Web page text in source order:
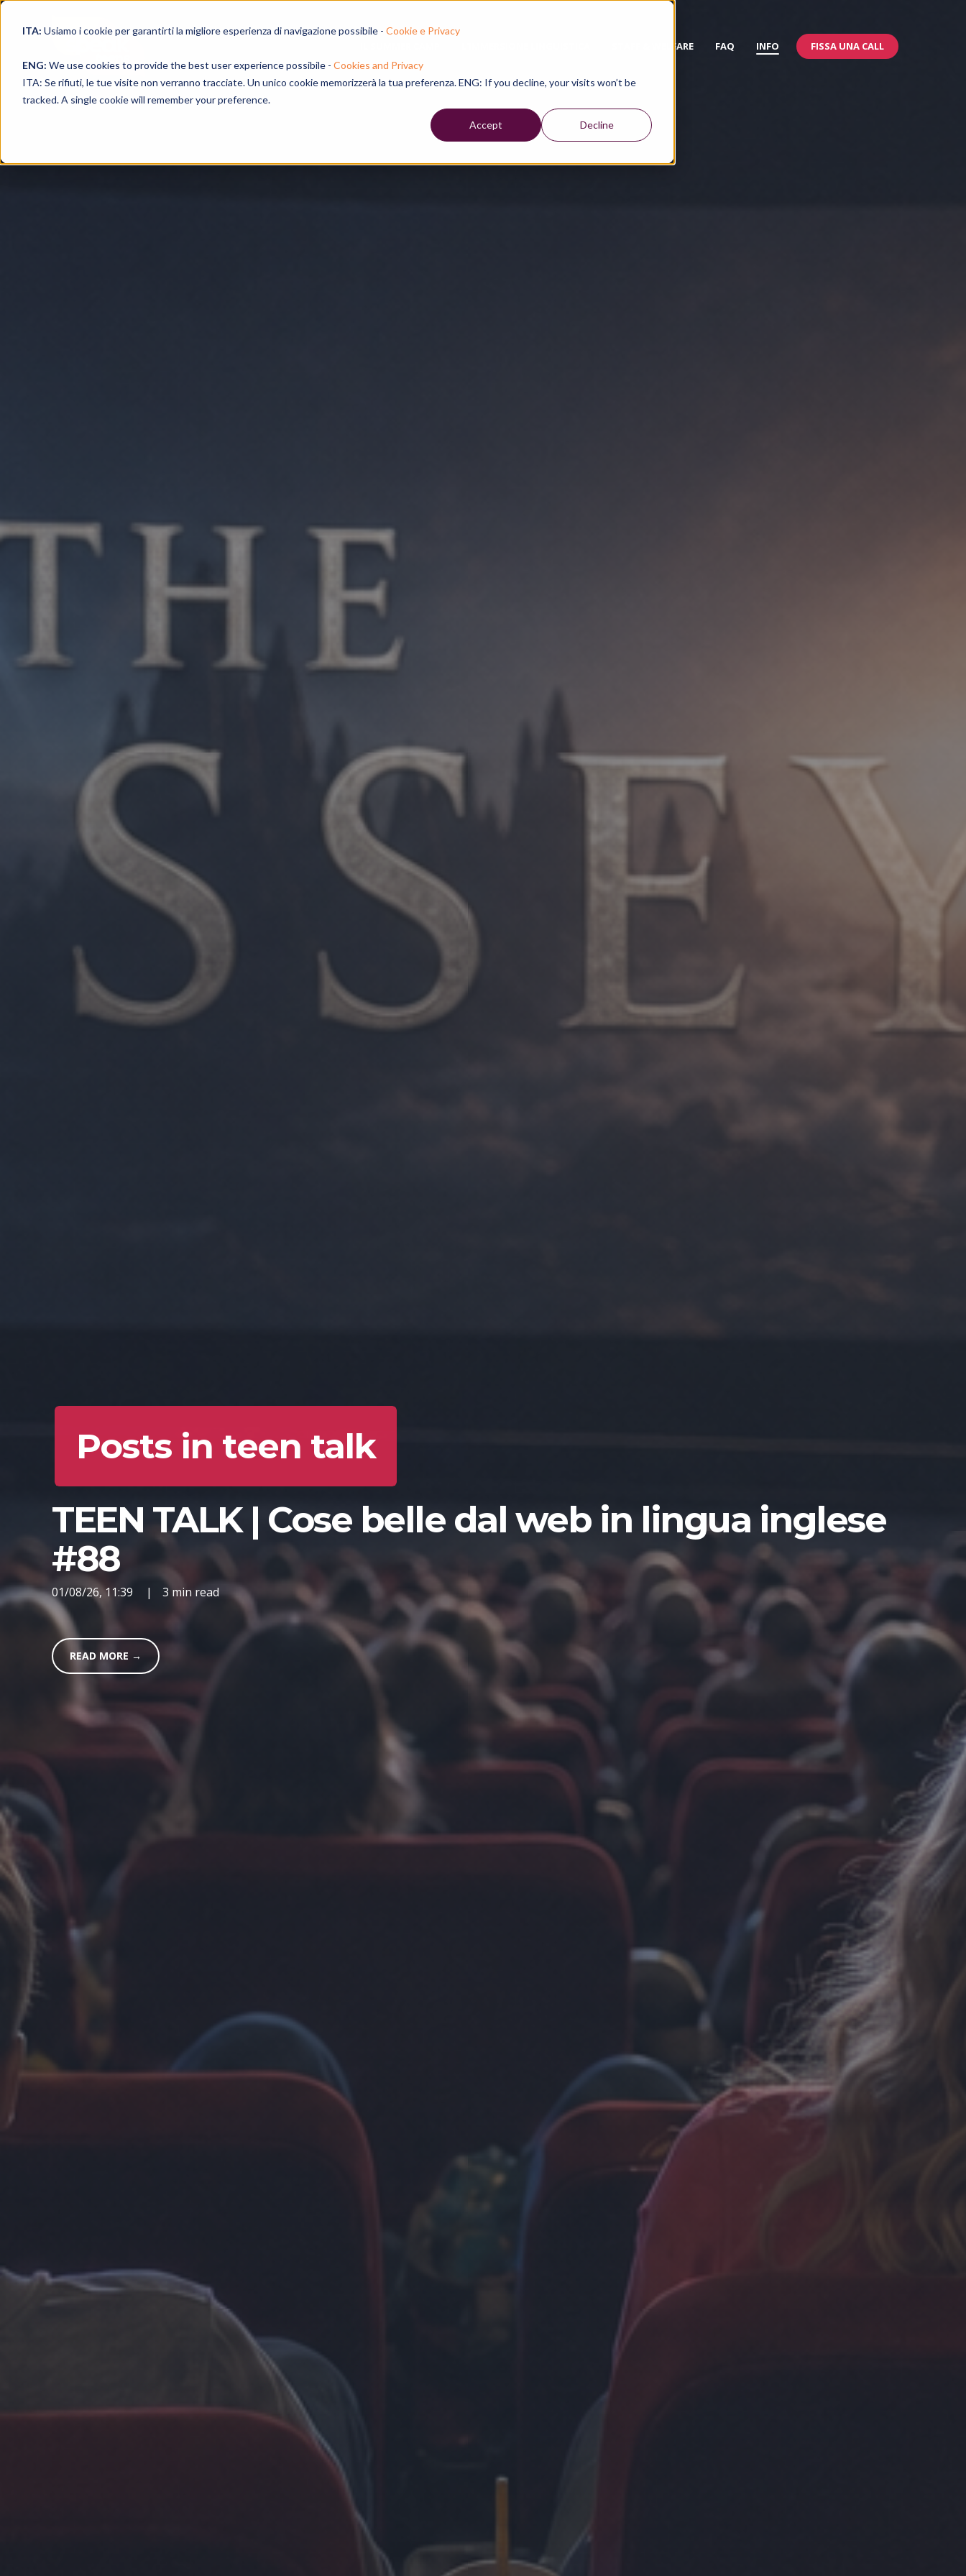
ITA: Usiamo i cookie per garantirti la migliore esperienza di navigazione possibile - Cookie e Privacy
ENG: We use cookies to provide the best user experience possibile - Cookies and Privacy
ITA: Se rifiuti, le tue visite non verranno tracciate. Un unico cookie memorizzerà la tua preferenza. ENG: If you decline, your visits won’t be
tracked. A single cookie will remember your preference.
Accept Decline
STAFF & WELFARE FAQ INFO FISSA UNA CALL
Posts in teen talk
TEEN TALK | Cose belle dal web in lingua inglese
#88
01/08/26, 11:39 | 3 min read
READ MORE →